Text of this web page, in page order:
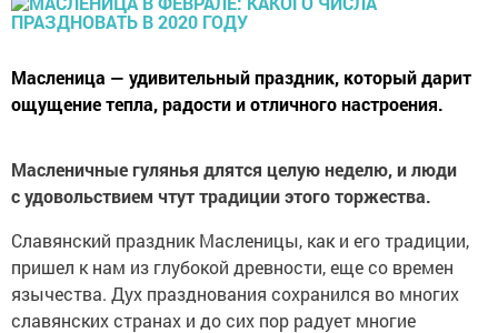
Масленица — удивительный праздник, который дарит
ощущение тепла, радости и отличного настроения.
Масленичные гулянья длятся целую неделю, и люди
с удовольствием чтут традиции этого торжества.
Славянский праздник Масленицы, как и его традиции,
пришел к нам из глубокой древности, еще со времен
язычества. Дух празднования сохранился во многих
славянских странах и до сих пор радует многие